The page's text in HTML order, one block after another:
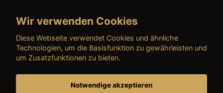
→ AGB (Gebrauchtwagen)
Wir verwenden Cookies
Diese Webseite verwendet Cookies und ähnliche
Technologien, um die Basisfunktion zu gewährleisten und
um Zusatzfunktionen zu bieten.
Notwendige akzeptieren